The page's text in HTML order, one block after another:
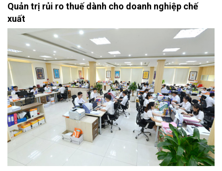
Quản trị rủi ro thuế dành cho doanh nghiệp chế
xuất